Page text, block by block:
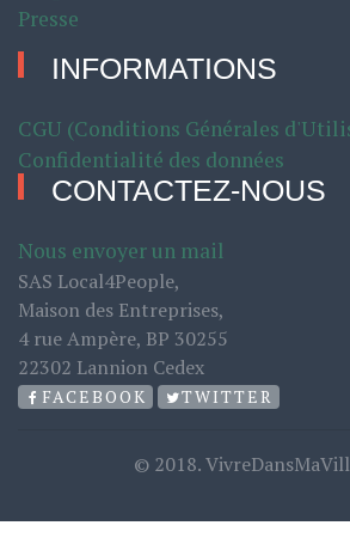
Presse
INFORMATIONS
CGU (Conditions Générales
Confidentialité des données
CONTACTEZ-NOUS
Nous envoyer un mail
SAS Local4People,
Maison des Entreprises,
4 rue Ampère, BP 30255
22302 Lannion Cedex
FACEBOOK TWITTER
© 2018.